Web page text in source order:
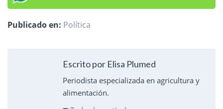
Publicado en: Política
Escrito por Elisa Plumed
Periodista especializada en agricultura y
alimentación.